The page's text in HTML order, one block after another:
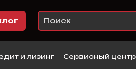
и лизинг Сервисный центр